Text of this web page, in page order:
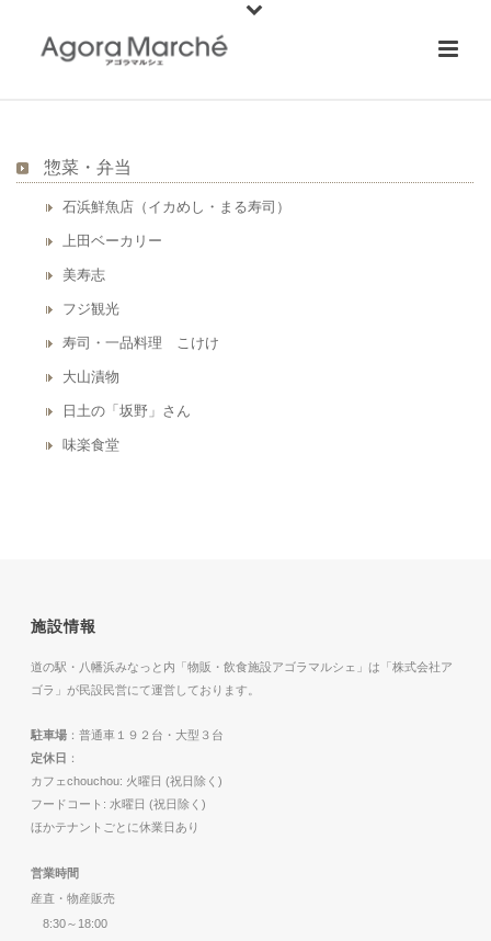
惣菜・弁当
石浜鮮魚店（イカめし・まる寿司）
上田ベーカリー
美寿志
フジ観光
寿司・一品料理 こけけ
大山漬物
日土の「坂野」さん
味楽食堂
施設情報
道の駅・八幡浜みなっと内「物販・飲食施設アゴラマルシェ」は「株式会社ア
ゴラ」が民設民営にて運営しております。
駐車場 ：普通車１９２台・大型３台
定休日 ：
カフェchouchou: 火曜日 (祝日除く)
フードコート: 水曜日 (祝日除く)
ほかテナントごとに休業日あり
営業時間
産直・物産販売
8:30～18:00